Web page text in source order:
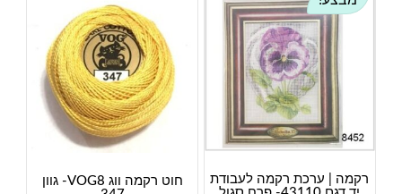
רקמה | ערכת רקמה לעבודת
חוט רקמה ווג VOG8- גוון